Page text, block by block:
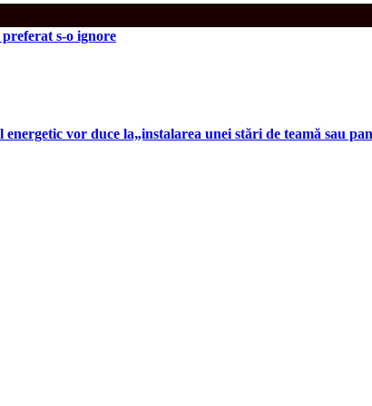
s-o ignore
vor duce la„instalarea unei stări de teamă sau